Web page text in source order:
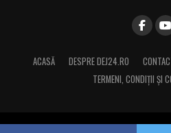
ACASĂ DESPRE DEJ24.RO
TERMENI, CONDIŢII ȘI